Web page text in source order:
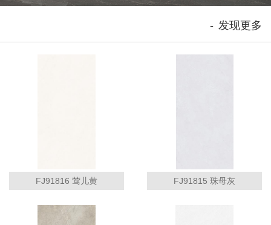
- 发现更多
FJ91816 莺儿黄 FJ91815 珠母灰